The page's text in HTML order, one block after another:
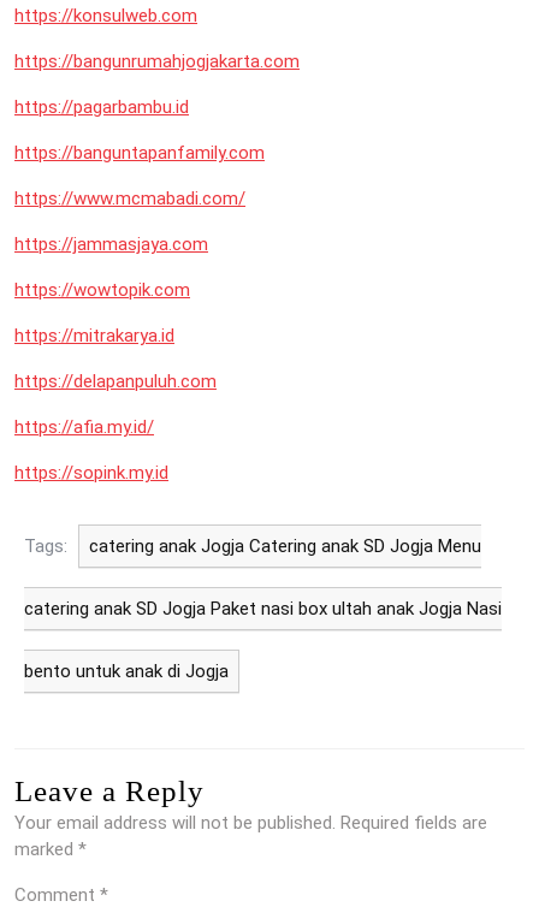
https://konsulweb.com
https://bangunrumahjogjakarta.com
https://pagarbambu.id
https://banguntapanfamily.com
https://www.mcmabadi.com/
https://jammasjaya.com
https://wowtopik.com
https://mitrakarya.id
https://delapanpuluh.com
https://afia.my.id/
https://sopink.my.id
Tags: catering anak Jogja Catering anak SD Jogja Menu
catering anak SD Jogja Paket nasi box ultah anak Jogja Nasi
bento untuk anak di Jogja
Leave a Reply
Your email address will not be published. Required fields are
marked *
Comment *